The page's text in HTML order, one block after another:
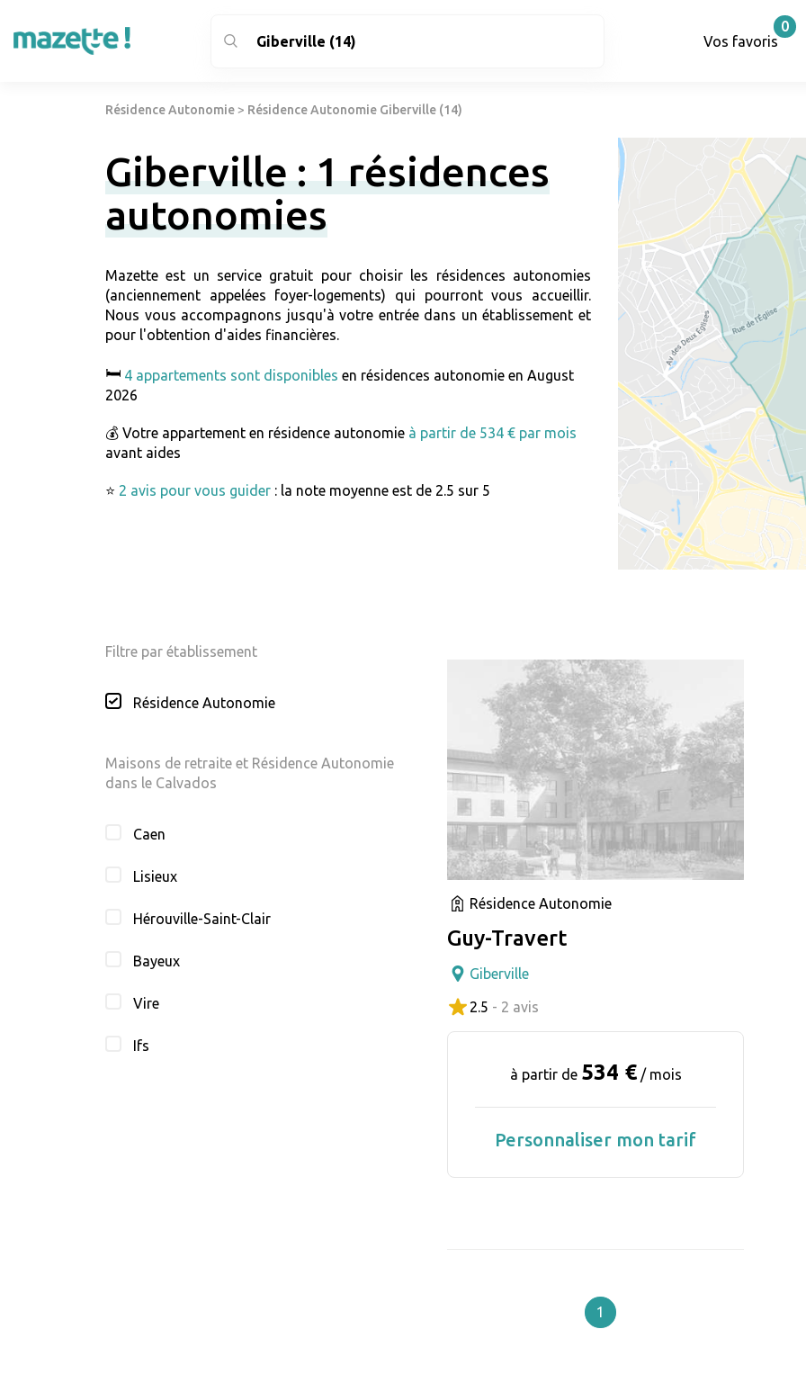
Vos favoris
0
Résidence Autonomie > Résidence Autonomie Giberville (14)
Giberville : 1 résidences
autonomies
Mazette est un service gratuit pour choisir les résidences autonomies
(anciennement appelées foyer-logements) qui pourront vous accueillir.
Nous vous accompagnons jusqu'à votre entrée dans un établissement et
pour l'obtention d'aides financières.
🛏️ 4 appartements sont disponibles en résidences autonomie en August
2026
💰 Votre appartement en résidence autonomie à partir de 534 € par mois
avant aides
⭐ 2 avis pour vous guider : la note moyenne est de 2.5 sur 5
Filtre par établissement
Résidence Autonomie
Maisons de retraite et Résidence Autonomie
dans le Calvados
Caen
Lisieux
Hérouville-Saint-Clair
Bayeux
Vire
Ifs
Résidence Autonomie
Guy-Travert
Giberville
2.5 - 2 avis
à partir de 534 € / mois
Personnaliser mon tarif
1